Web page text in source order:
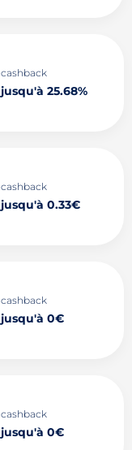
cashback
jusqu'à 25.68%
cashback
jusqu'à 0.33€
cashback
jusqu'à 0€
cashback
jusqu'à 0€